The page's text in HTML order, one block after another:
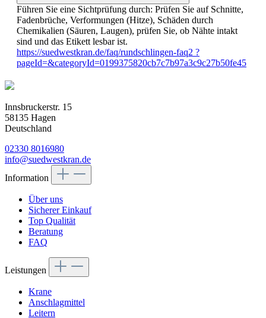
Führen Sie eine Sichtprüfung durch: Prüfen Sie auf Schnitte,
Fadenbrüche, Verformungen (Hitze), Schäden durch
Chemikalien (Säuren, Laugen), prüfen Sie, ob Nähte intakt
sind und das Etikett lesbar ist.
https://suedwestkran.de/faq/rundschlingen-faq2 ?
pageId=&categoryId=0199375820cb7c7b97a3c9c27b50fe45
Innsbruckerstr. 15
58135 Hagen
Deutschland
02330 8016980
info@suedwestkran.de
Information
Über uns
Sicherer Einkauf
Top Qualität
Beratung
FAQ
Leistungen
Krane
Anschlagmittel
Leitern